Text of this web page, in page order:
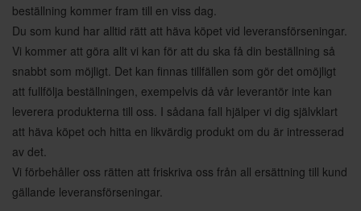
beställning kommer fram till en viss dag.
Du som kund har alltid rätt att häva köpet vid leveransförseningar.
Vi kommer att göra allt vi kan för att du ska få din beställning så
snabbt som möjligt. Det kan finnas tillfällen som gör det omöjligt
att fullfölja beställningen, exempelvis då vår leverantör inte kan
leverera produkterna till oss. I sådana fall hjälper vi dig självklart
att häva köpet och hitta en likvärdig produkt om du är intresserad
av det.
Vi förbehåller oss rätten att friskriva oss från all ersättning till kund
gällande leveransförseningar.